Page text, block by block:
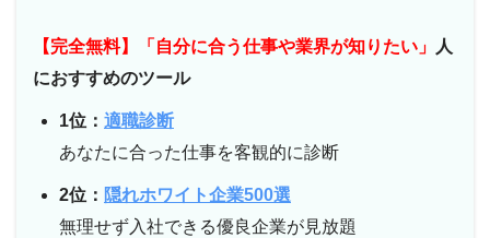
【完全無料】「自分に合う仕事や業界が知りたい」
人
におすすめのツール
1位： 適職診断
あなたに合った仕事を客観的に診断
2位： 隠れホワイト企業500選
無理せず入社できる優良企業が見放題